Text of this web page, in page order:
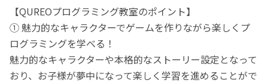
【QUREOプログラミング教室のポイント】
① 魅力的なキャラクターでゲームを作りながら楽しくプ
ログラミングを学べる！
魅力的なキャラクターや本格的なストーリー設定となって
おり、お子様が夢中になって楽しく学習を進めることがで